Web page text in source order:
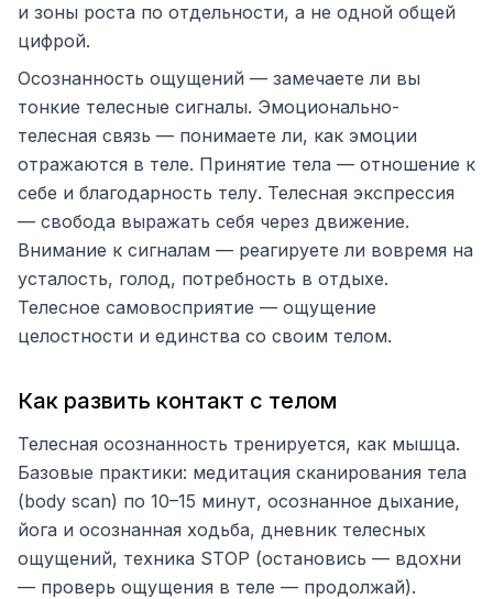
и зоны роста по отдельности, а не одной общей
цифрой.
Осознанность ощущений — замечаете ли вы
тонкие телесные сигналы. Эмоционально-
телесная связь — понимаете ли, как эмоции
отражаются в теле. Принятие тела — отношение к
себе и благодарность телу. Телесная экспрессия
— свобода выражать себя через движение.
Внимание к сигналам — реагируете ли вовремя на
усталость, голод, потребность в отдыхе.
Телесное самовосприятие — ощущение
целостности и единства со своим телом.
Как развить контакт с телом
Телесная осознанность тренируется, как мышца.
Базовые практики: медитация сканирования тела
(body scan) по 10–15 минут, осознанное дыхание,
йога и осознанная ходьба, дневник телесных
ощущений, техника STOP (остановись — вдохни
— проверь ощущения в теле — продолжай).